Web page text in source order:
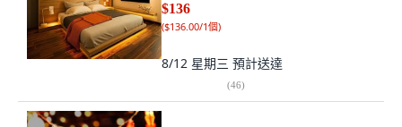
$136
($136.00/1個)
8/12 星期三 預計送達
(46)